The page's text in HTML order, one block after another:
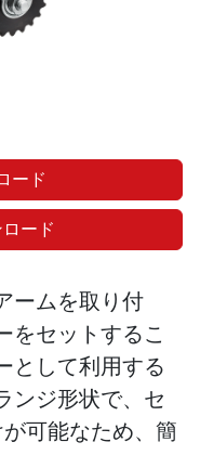
ード
ード
ームを取り付
をセットするこ
として利用する
ンジ形状で、セ
可能なため、簡